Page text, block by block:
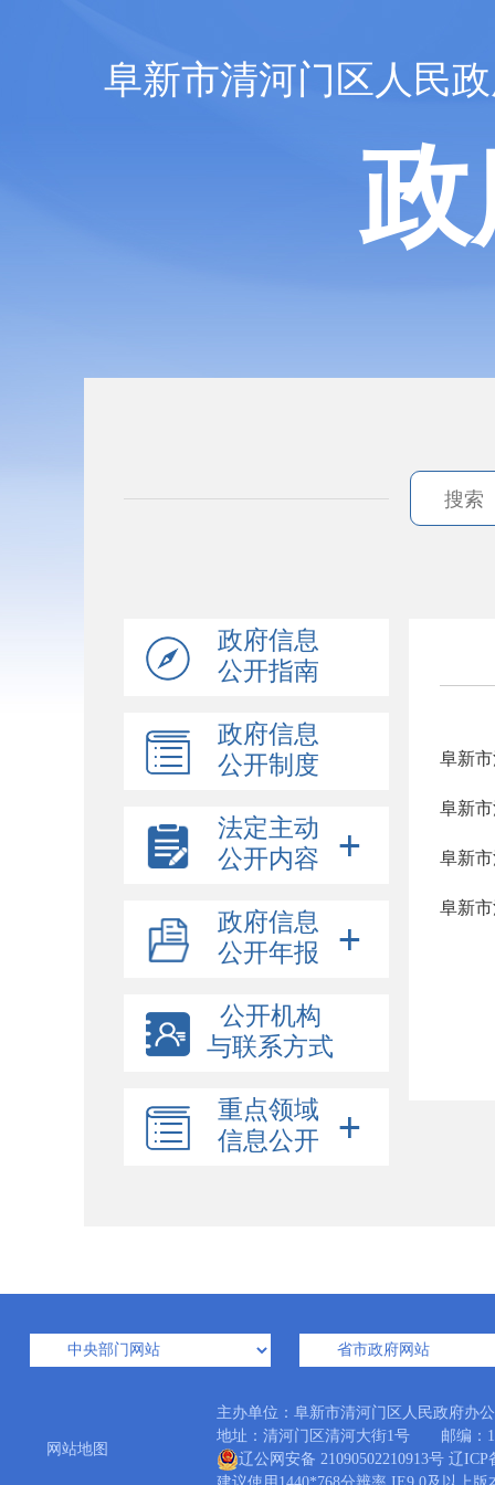
阜新市清河门区人民
政府信息
公开指南
政府信息
公开制度
法定主动
公开内容
政府信息
公开年报
公开机构
与联系方式
重点领域
信息公开
阜新
阜新
阜新
阜新
网站地图
主办单位：阜新市清河门区人民政府
地址：清河门区清河大街1号 邮编：
辽公网安备 21090502210913号 辽ICP